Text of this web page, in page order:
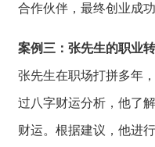
合作伙伴， 最终创业成功
案例三：张先生的职业
张先生在职场打拼多年，
过八字财运分析， 他了
财运。 根据建议， 他进